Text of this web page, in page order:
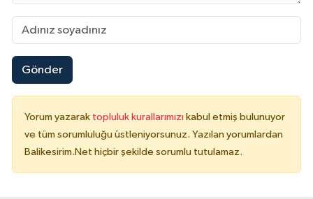
Gönder
Yorum yazarak topluluk kurallarımızı kabul etmiş bulunuyor
ve tüm sorumluluğu üstleniyorsunuz. Yazılan yorumlardan
Balikesirim.Net hiçbir şekilde sorumlu tutulamaz.